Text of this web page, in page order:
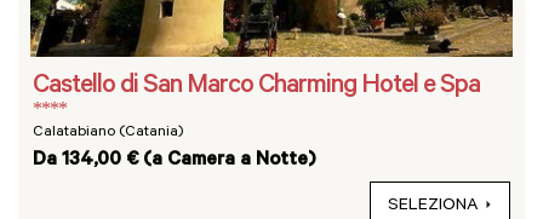
Castello di San Marco Charming Hotel e Spa
****
Calatabiano (Catania)
Da 134,00 € (a Camera a Notte)
SELEZIONA